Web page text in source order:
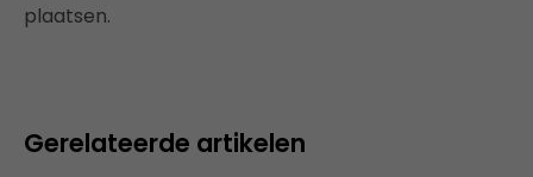
plaatsen.
Gerelateerde artikelen